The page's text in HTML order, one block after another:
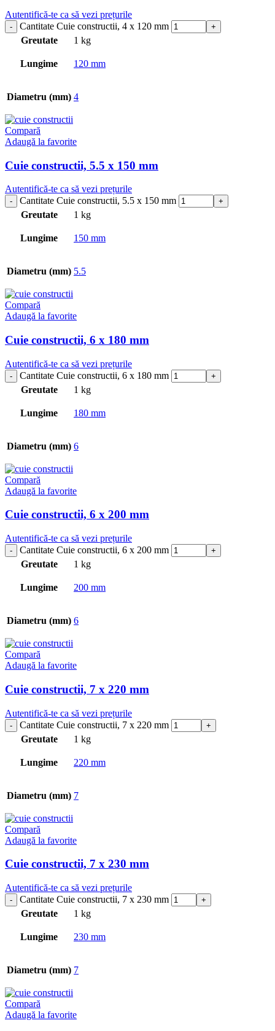
Autentifică-te ca să vezi prețurile
Cantitate Cuie constructii, 4 x 120 mm
Greutate
1 kg
Lungime 120 mm
Diametru (mm) 4
Compară
Adaugă la favorite
Cuie constructii, 5.5 x 150 mm
Autentifică-te ca să vezi prețurile
Cantitate Cuie constructii, 5.5 x 150 mm
Greutate
1 kg
Lungime 150 mm
Diametru (mm) 5.5
Compară
Adaugă la favorite
Cuie constructii, 6 x 180 mm
Autentifică-te ca să vezi prețurile
Cantitate Cuie constructii, 6 x 180 mm
Greutate
1 kg
Lungime 180 mm
Diametru (mm) 6
Compară
Adaugă la favorite
Cuie constructii, 6 x 200 mm
Autentifică-te ca să vezi prețurile
Cantitate Cuie constructii, 6 x 200 mm
Greutate
1 kg
Lungime 200 mm
Diametru (mm) 6
Compară
Adaugă la favorite
Cuie constructii, 7 x 220 mm
Autentifică-te ca să vezi prețurile
Cantitate Cuie constructii, 7 x 220 mm
Greutate
1 kg
Lungime 220 mm
Diametru (mm) 7
Compară
Adaugă la favorite
Cuie constructii, 7 x 230 mm
Autentifică-te ca să vezi prețurile
Cantitate Cuie constructii, 7 x 230 mm
Greutate
1 kg
Lungime 230 mm
Diametru (mm) 7
Compară
Adaugă la favorite